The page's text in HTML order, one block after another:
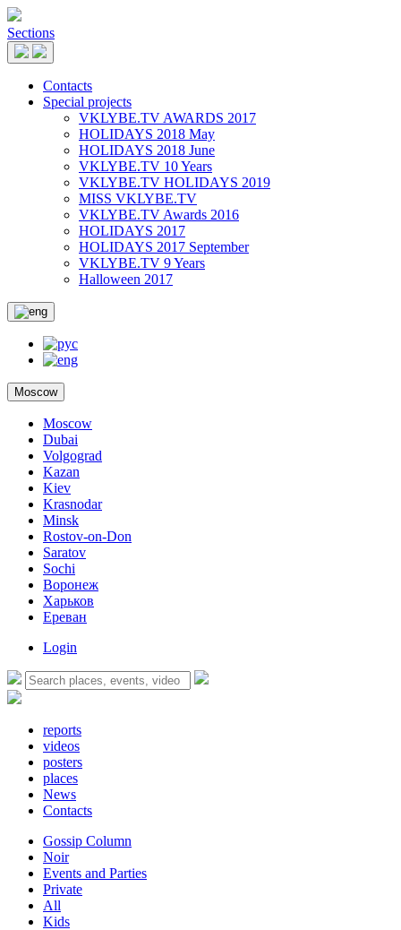
Sections
Contacts
Special projects
VKLYBE.TV AWARDS 2017
HOLIDAYS 2018 May
HOLIDAYS 2018 June
VKLYBE.TV 10 Years
VKLYBE.TV HOLIDAYS 2019
MISS VKLYBE.TV
VKLYBE.TV Awards 2016
HOLIDAYS 2017
HOLIDAYS 2017 September
VKLYBE.TV 9 Years
Halloween 2017
Moscow
Moscow
Dubai
Volgograd
Kazan
Kiev
Krasnodar
Minsk
Rostov-on-Don
Saratov
Sochi
Воронеж
Харьков
Ереван
Login
reports
videos
posters
places
News
Contacts
Gossip Column
Noir
Events and Parties
Private
All
Kids